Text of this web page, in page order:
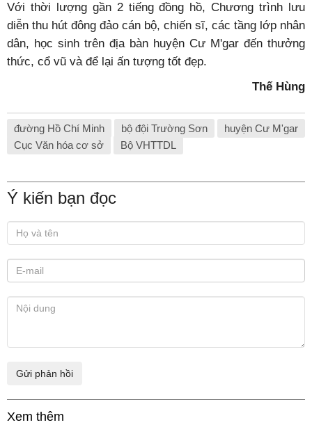
Với thời lượng gần 2 tiếng đồng hồ, Chương trình lưu
diễn thu hút đông đảo cán bộ, chiến sĩ, các tầng lớp nhân
dân, học sinh trên địa bàn huyện Cư M'gar đến thưởng
thức, cổ vũ và để lại ấn tượng tốt đẹp.
Thế Hùng
đường Hồ Chí Minh bộ đội Trường Sơn
huyện Cư M'gar
Cục Văn hóa cơ sở
Bộ VHTTDL
Ý kiến bạn đọc
Xem thêm